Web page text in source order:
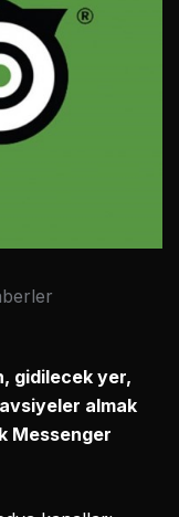
gidilecek yer,
almak
Messenger